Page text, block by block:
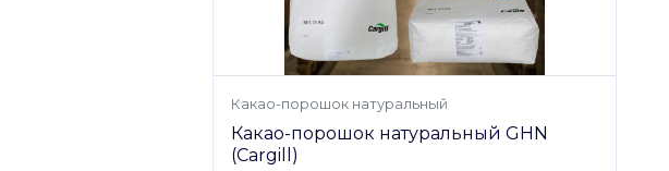
Какао-порошок натуральный
Какао-порошок натуральный GHN
(Cargill)